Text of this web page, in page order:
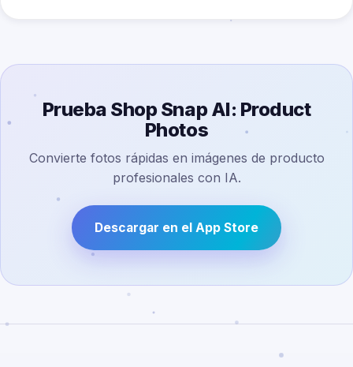
Prueba Shop Snap AI: Product
Photos
Convierte fotos rápidas en imágenes de producto
profesionales con IA.
Descargar en el App Store